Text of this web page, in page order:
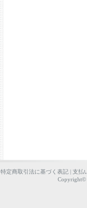
特定商取引法に基づく表記| 支払
Copyright©